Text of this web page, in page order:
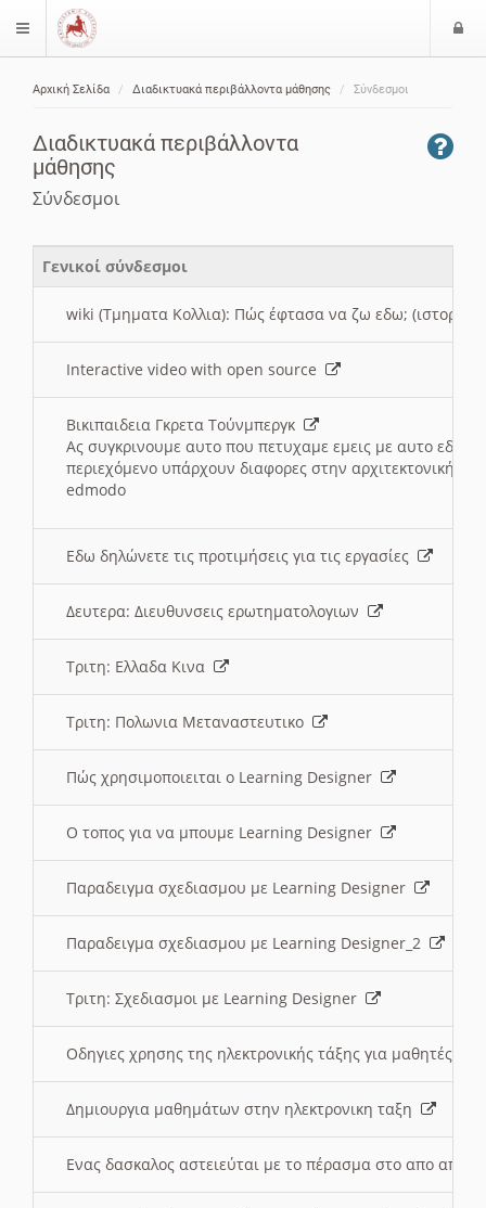
$langMenu
Αρχική Σελίδα Διαδικτυακά περιβάλλοντα μάθησης Σύνδεσμοι
Διαδικτυακά περιβάλλοντα
μάθησης
Σύνδεσμοι
Γενικοί σύνδεσμοι
wiki (Τμηματα Κολλια): Πώς έφτασα να ζω εδω; (ιστορια)
Interactive video with open source
Βικιπαιδεια Γκρετα Τούνμπεργκ
Ας συγκρινουμε αυτο που πετυχαμε εμεις με αυτο εδω
περιεχόμενο υπάρχουν διαφορες στην αρχιτεκτονική
edmodo
Εδω δηλώνετε τις προτιμήσεις για τις εργασίες
Δευτερα: Διευθυνσεις ερωτηματολογιων
Τριτη: Ελλαδα Κινα
Τριτη: Πολωνια Μεταναστευτικο
Πώς χρησιμοποιειται ο Learning Designer
O τοπος για να μπουμε Learning Designer
Παραδειγμα σχεδιασμου με Learning Designer
Παραδειγμα σχεδιασμου με Learning Designer_2
Τριτη: Σχεδιασμοι με Learning Designer
Οδηγιες χρησης της ηλεκτρονικής τάξης για μαθητές
Δημιουργια μαθημάτων στην ηλεκτρονικη ταξη
Ενας δασκαλος αστειεύται με το πέρασμα στο απο